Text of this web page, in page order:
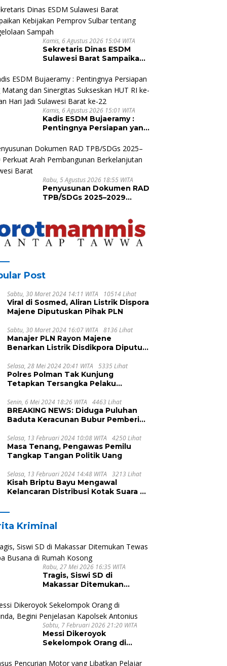
bagi Pekebun di
Pasangkayu
Kamis, 6 Agustus 2026 15:04 WITA
Sekretaris Dinas ESDM
Sulawesi Barat Sampaikan
tentang Pengelolaan
Sampah
Kamis, 6 Agustus 2026 15:01 WITA
Kadis ESDM Bujaeramy :
Pentingnya Persiapan yang
Sukseskan HUT RI ke-81
dan Hari Jadi Sulawesi
Barat ke-22
Rabu, 5 Agustus 2026 18:55 WITA
Penyusunan Dokumen RAD
TPB/SDGs 2025–2029
Berkelanjutan Sulawesi
Barat
Post
Sabtu, 30 Maret 2024 14:11 WITA 10514 Lihat
Viral di Sosmed, Aliran Listrik Dispora
Majene Diputuskan Pihak PLN
Sabtu, 30 Maret 2024 16:07 WITA 8136 Lihat
Manajer PLN Rayon Majene
Benarkan Listrik Disdikpora Diputus
Selasa, 28 Mei 2024 20:41 WITA 5335 Lihat
Polres Polman Tak Kunjung
Tetapkan Tersangka Pelaku
Senin, 6 Mei 2024 18:26 WITA 4463 Lihat
BREAKING NEWS: Diduga Puluhan
Baduta Keracunan Bubur Pemberian
Selasa, 13 Februari 2024 10:08 WITA 4250 Lihat
Masa Tenang, Pengawas Pemilu
Tangkap Tangan Politik Uang
Selasa, 13 Februari 2024 14:48 WITA 3213 Lihat
Kisah Briptu Bayu Mengawal
Kelancaran Distribusi Kotak Suara di
Sungai dan Jalan Terjal
Kriminal
Rabu, 27 Mei 2026 16:35 WITA
Tragis, Siswi SD di
Makassar Ditemukan
Rumah Kosong
Sabtu, 7 Februari 2026 21:20 WITA
Messi Dikeroyok
Sekelompok Orang di
Kapolsek Antonius